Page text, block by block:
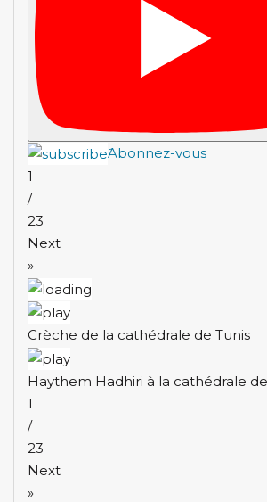
َAbonnez-vous
1
/
23
Next
»
Crèche de la cathédrale de Tunis
Haythem Hadhiri à la cathédrale
1
/
23
Next
»